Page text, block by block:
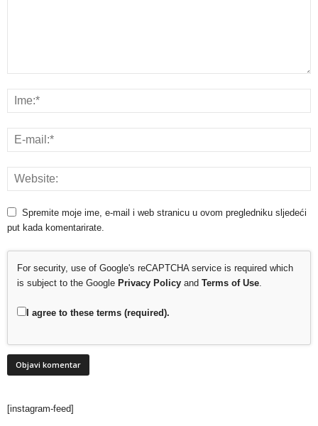
Spremite moje ime, e-mail i web stranicu u ovom pregledniku sljedeći
put kada komentarirate.
For security, use of Google's reCAPTCHA service is required which
is subject to the Google Privacy Policy and Terms of Use.
I agree to these terms (required).
[instagram-feed]